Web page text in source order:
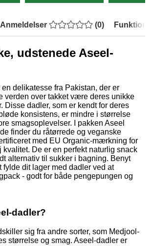
Anmeldelser (0)
udstenede Aseel-
delikatesse fra Pakistan, der er
verden over takket være deres unikke
Disse dadler, som er kendt for deres
konsistens, er mindre i størrelse
smagsoplevelser. I pakken Aseel
finder du råtørrede og veganske
med EU Organic-mærkning for
kvalitet. De er en perfekt naturlig snack
alternativ til sukker i bagning. Benyt
fylde dit lager med dadler ved at
- godt for både pengepungen og
dadler?
sig fra andre sorter, som Medjool-
størrelse og smag. Aseel-dadler er